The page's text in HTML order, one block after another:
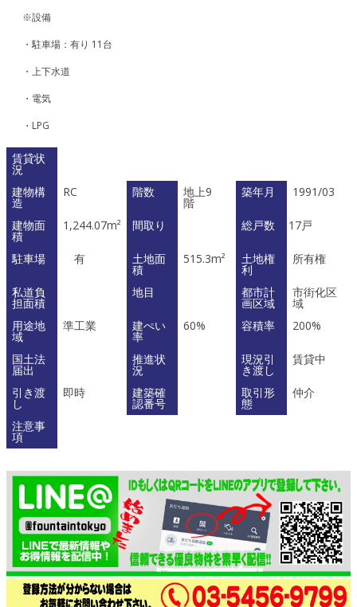
※設備
・駐車場：有り 11台
・上下水道
・電気
・LPG
賃貸状
況
建物構
造
RC 階数 地上9
階
築年月 1991/03
建物面
積
1,244.07m² 間取り 総戸数 17戸
駐車場 有 土地面
積
515.3m² 土地権
利
所有権
私道負
担面積
地目 都市計
画区域
市街化区
域
用途地
域
準工業 建ぺい
率
60% 容積率 200%
国土法
届出
推進状
況
現況引
き渡し
賃貸中
引き渡
し
即時 建築確
認番号
取引形
態
仲介
注意事
項